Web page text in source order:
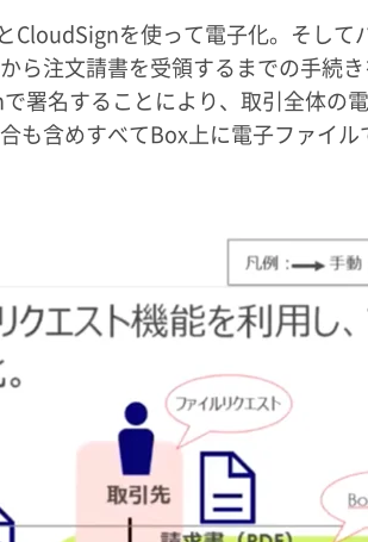
CloudSignを使って電子化。そして
ら注文請書を受領するまでの手続
署名することにより、取引全体の電
も含めすべてBox上に電子ファイル